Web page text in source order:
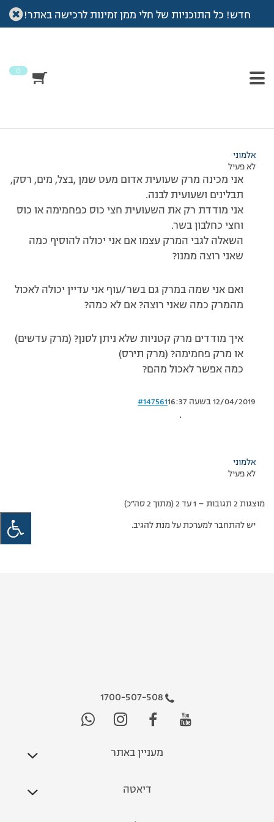
חדש! כל התוכניות של חלי ממן זמינות לרכישה באתר!
0
עמוד הבית >דיונים>פורום >מרק שעועית אדום
מוצגות 2 תגובות – 1 עד 2 (מתוך 2 סה״כ)
אלמוני
לא פעיל
אני מכינה מרק שעועית אדום מעט שמן ,בצל, מים, רסק,
תבלינים ושעועית לבנה.
אני מודדת רק את השעועית חצי כוס כפחמימה או כוס
וחצי כחלבון בשר.
השאלה לגבי המרק עצמו אם אני יכולה להוסיף כמה
שאני רוצה ממנו?
ואם אני שמה במרק גם בשר/עוף אני עדיין יכולה לאכול
מהמרק כמה שאני רוצה? אם לא כמה?
איך מודדים מרק קטניות שלא ניתן לסנן? (מרק עדשים)
או מרק פחמימה? (מרק תירס)
כמה אפשר לאכול מהם?
12/04/2019 בשעה 16:37 #147561
אלמוני
לא פעיל
.
מוצגות 2 תגובות – 1 עד 2 (מתוך 2 סה״כ)
יש להתחבר למערכת על מנת להגיב.
1700-507-508
מעניין באתר
דיאטה